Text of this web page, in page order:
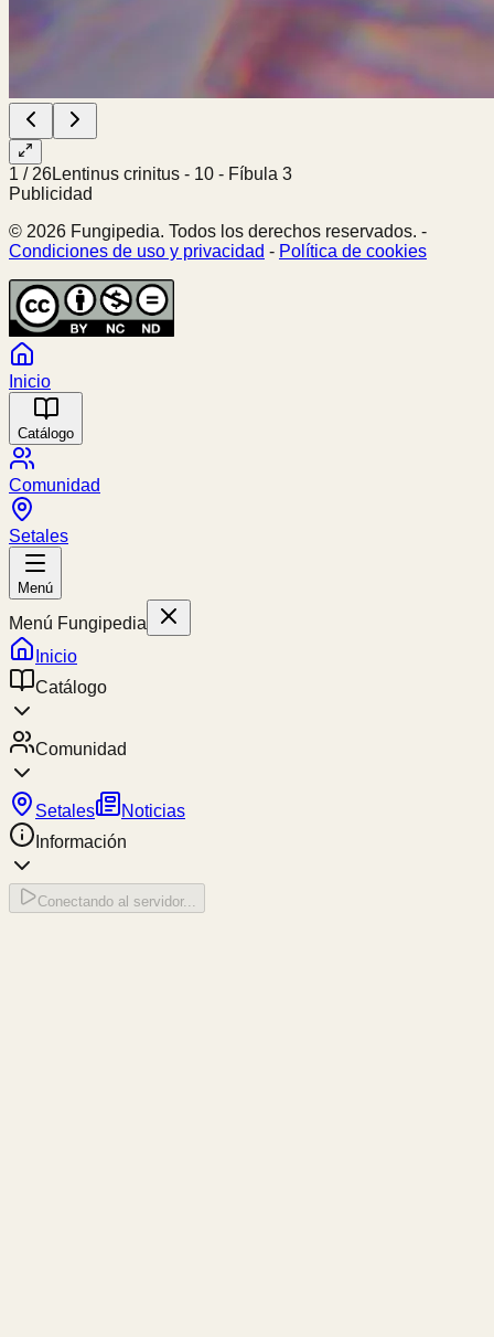
1 / 26Lentinus crinitus - 10 - Fíbula 3
Publicidad
© 2026 Fungipedia. Todos los derechos reservados. -
Condiciones de uso y privacidad - Política de cookies
Inicio
Catálogo
Comunidad
Setales
Menú
Menú Fungipedia
Inicio
Catálogo
Comunidad
Setales
Noticias
Información
Conectando al servidor...